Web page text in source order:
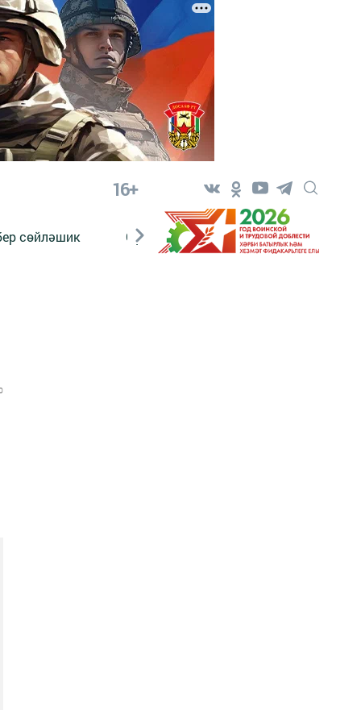
16+
сөйләшик Сүз тарихы Яшь хәбәрче